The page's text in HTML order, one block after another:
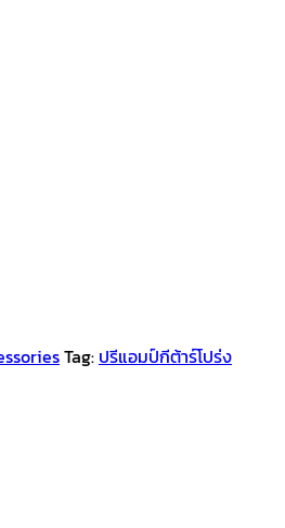
Tag: ปรีแอมป์กีต้าร์โปร่ง